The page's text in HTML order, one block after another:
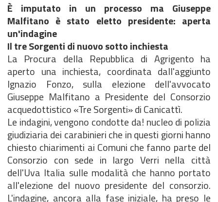
È imputato in un processo ma Giuseppe
Malfitano è stato eletto presidente: aperta
un'indagine
Il tre Sorgenti di nuovo sotto inchiesta
La Procura della Repubblica di Agrigento ha
aperto una inchiesta, coordinata dall'aggiunto
Ignazio Fonzo, sulla elezione dell'avvocato
Giuseppe Malfitano a Presidente del Consorzio
acquedottistico «Tre Sorgenti» di Canicattì.
Le indagini, vengono condotte da! nucleo di polizia
giudiziaria dei carabinieri che in questi giorni hanno
chiesto chiarimenti ai Comuni che fanno parte del
Consorzio con sede in largo Verri nella città
dell'Uva Italia sulle modalità che hanno portato
all'elezione del nuovo presidente del consorzio.
L'indagine, ancora alla fase iniziale, ha preso le